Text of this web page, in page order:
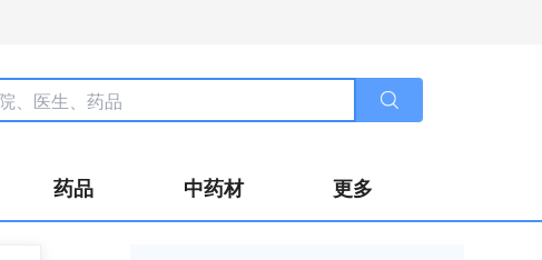
药品 中药材 更多